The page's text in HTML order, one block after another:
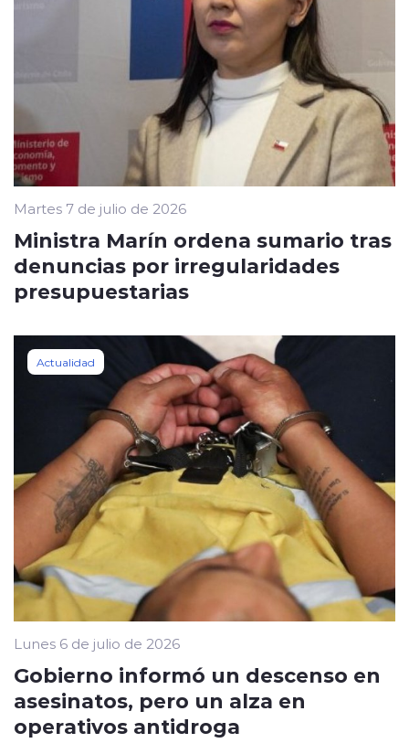
Martes 7 de julio de 2026
Ministra Marín ordena sumario tras
denuncias por irregularidades
presupuestarias
Actualidad
Lunes 6 de julio de 2026
Gobierno informó un descenso en
asesinatos, pero un alza en
operativos antidroga